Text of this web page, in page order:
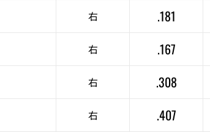
右 .181
右 .167
右 .308
右 .407